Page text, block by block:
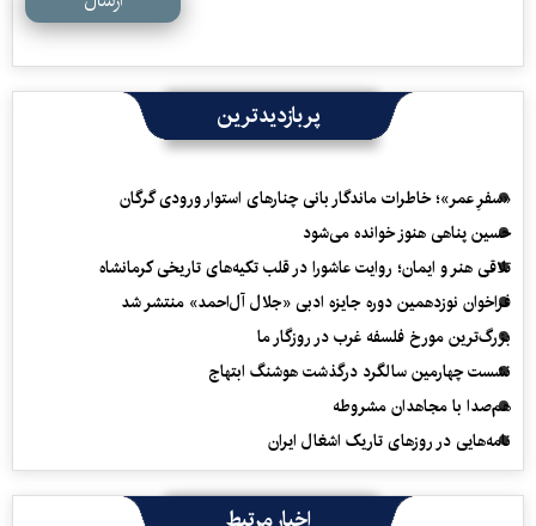
پربازدیدترین
«سفرِ عمر»؛ خاطرات ماندگار بانی چنارهای استوار ورودی گرگان
حسین پناهی هنوز خوانده می‌شود
تلاقی هنر و ایمان؛ روایت عاشورا در قلب تکیه‌های تاریخی کرمانشاه
فراخوان نوزدهمین دوره جایزه ادبی «جلال آل‌احمد» منتشر شد
بزرگ‌ترین مورخ فلسفه غرب در روزگار ما
نشست چهارمین سالگرد درگذشت هوشنگ ابتهاج
هم‌صدا با مجاهدان مشروطه
نامه‌هایی در روزهای تاریک اشغال ایران